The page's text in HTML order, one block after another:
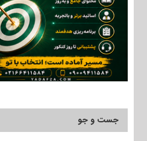
جست و جو